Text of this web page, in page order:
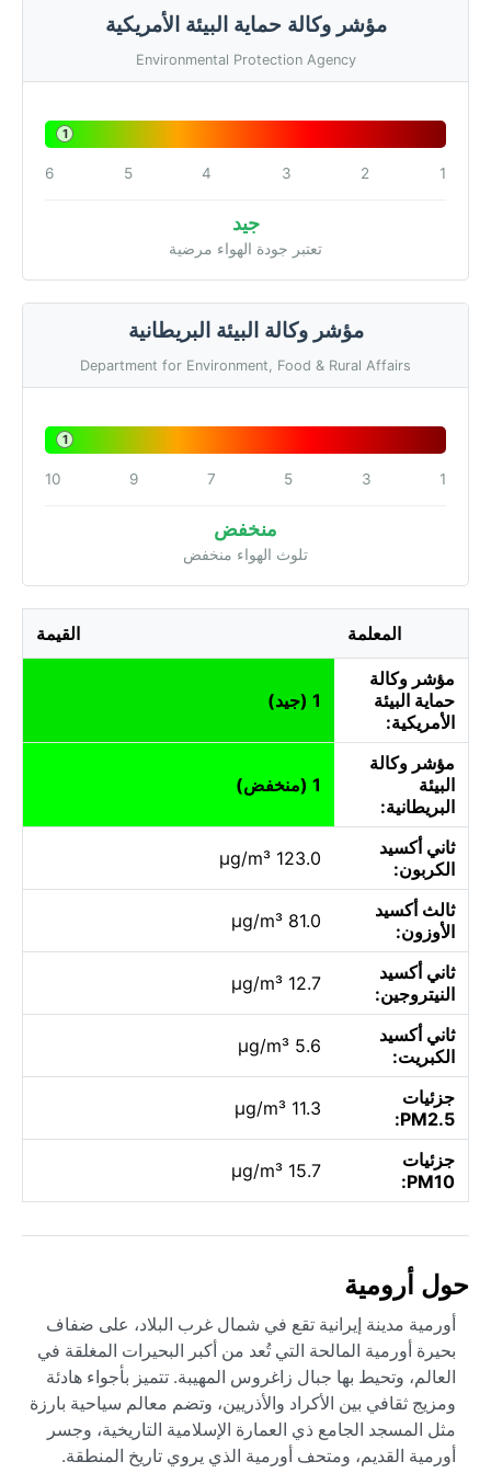
مؤشر وكالة حماية البيئة الأمريكية
Environmental Protection Agency
1
1
2
3
4
5
6
جيد
تعتبر جودة الهواء مرضية
مؤشر وكالة البيئة البريطانية
Department for Environment, Food & Rural Affairs
1
1
3
5
7
9
10
منخفض
تلوث الهواء منخفض
المعلمة القيمة
مؤشر وكالة
حماية البيئة
الأمريكية:
1 (جيد)
مؤشر وكالة
البيئة
البريطانية:
1 (منخفض)
ثاني أكسيد
الكربون:
123.0 µg/m³
ثالث أكسيد
الأوزون:
81.0 µg/m³
ثاني أكسيد
النيتروجين:
12.7 µg/m³
ثاني أكسيد
الكبريت:
5.6 µg/m³
جزئيات
PM2.5:
11.3 µg/m³
جزئيات
PM10:
15.7 µg/m³
حول أرومية
أورمية مدينة إيرانية تقع في شمال غرب البلاد، على ضفاف
بحيرة أورمية المالحة التي تُعد من أكبر البحيرات المغلقة في
العالم، وتحيط بها جبال زاغروس المهيبة. تتميز بأجواء هادئة
ومزيج ثقافي بين الأكراد والأذريين، وتضم معالم سياحية بارزة
مثل المسجد الجامع ذي العمارة الإسلامية التاريخية، وجسر
أورمية القديم، ومتحف أورمية الذي يروي تاريخ المنطقة.